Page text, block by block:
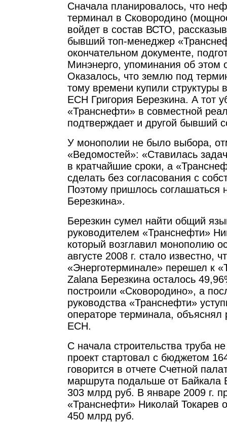
Сначала планировалось, что
терминал в Сковородино
войдет в состав ВСТО,
бывший топ-менеджер
окончательном документе,
Минэнерго, упоминания об этом
Оказалось, что землю под
тому времени купили структуры
ЕСН Григория Березкина. А тот
«Транснефти» в совместной
подтверждает и другой бывший
У монополии не было выбора,
«Ведомостей»: «Ставилась
в кратчайшие сроки, а
сделать без согласования с
Поэтому пришлось соглашаться
Березкина».
Березкин сумел найти общий
руководителем «Транснефти»
который возглавил монополию
августе 2008 г. стало известно,
«Энерготерминале» перешел к
Zalana Березкина осталось
построили «Сковородино», а
руководства «Транснефти»
операторе терминала, объяснял
ЕСН.
С начала строительства труба
проект стартовал с бюджетом
говорится в отчете Счетной
маршрута подальше от
303 млрд руб. В январе 2009 г.
«Транснефти» Николай Токарев
450 млрд руб.